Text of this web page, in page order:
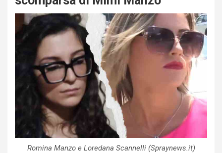
Romina Manzo e Loredana Scannelli (Spraynews.it)